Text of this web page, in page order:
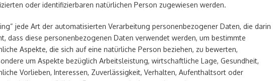
oder identifizierbaren natürlichen Person zugewiesen werden.
jede Art der automatisierten Verarbeitung personenbezogener Daten, die darin
dass diese personenbezogenen Daten verwendet werden, um bestimmte
Aspekte, die sich auf eine natürliche Person beziehen, zu bewerten,
um Aspekte bezüglich Arbeitsleistung, wirtschaftliche Lage, Gesundheit,
Vorlieben, Interessen, Zuverlässigkeit, Verhalten, Aufenthaltsort oder